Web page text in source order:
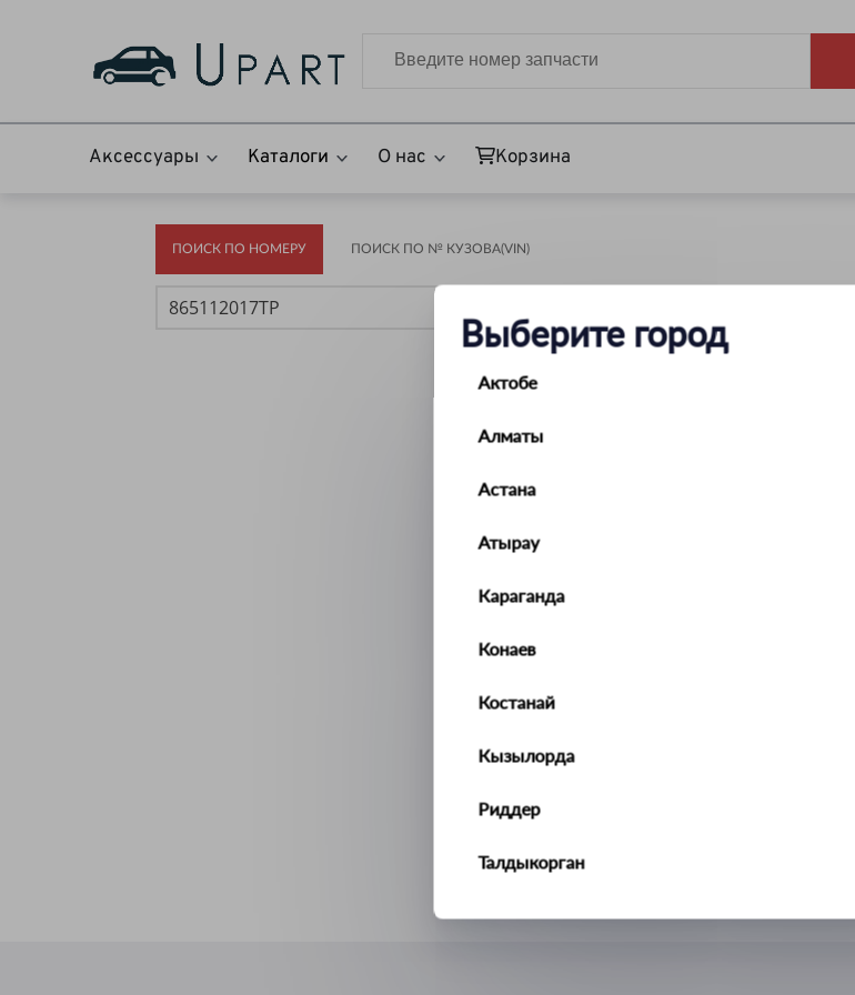
Выберите город
Актобе
Алматы
Астана
Атырау
Караганда
Конаев
Костанай
Кызылорда
Риддер
Талдыкорган
Уральск
Аксессуары Каталоги О нас Корзина
ПОИСК ПО НОМЕРУ ПОИСК ПО № КУЗОВА(VIN)